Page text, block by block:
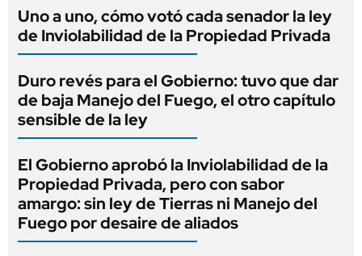
Uno a uno, cómo votó cada senador la ley
de Inviolabilidad de la Propiedad Privada
Duro revés para el Gobierno: tuvo que dar
de baja Manejo del Fuego, el otro capítulo
sensible de la ley
El Gobierno aprobó la Inviolabilidad de la
Propiedad Privada, pero con sabor
amargo: sin ley de Tierras ni Manejo del
Fuego por desaire de aliados